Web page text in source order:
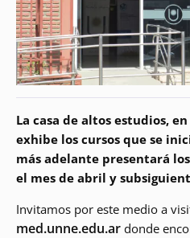
La casa de altos estudios,
exhibe los cursos que se
más adelante presentará
el mes de abril y
Invitamos por este medio a
med.unne.edu.ar donde